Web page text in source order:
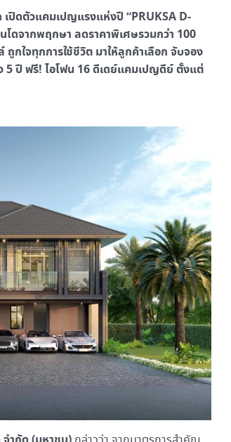
ปิดตัวแคมเปญแรงแห่งปี “PRUKSA D-
โดจากพฤกษา ลดราคาพิเศษรวมกว่า 100
กใจทุกการใช้ชีวิต มาให้ลูกค้าเลือก จับจอง
5 ปี ฟรี! ไอโฟน 16 ดีเดย์แคมเปญดีย์ ตั้งแต่